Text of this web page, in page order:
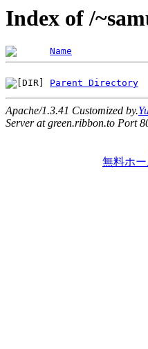
Index of /
Name
Parent Directory
Apache/1.3.41 Customized by.
Server at green.ribbon.to Port
無料ホ